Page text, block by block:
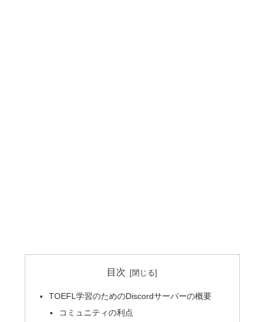
目次
TOEFL学習のためのDiscordサーバーの概要
コミュニティの利点